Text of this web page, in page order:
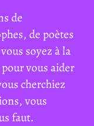
de
de poètes
soyez à la
vous aider
cherchiez
vous
faut.